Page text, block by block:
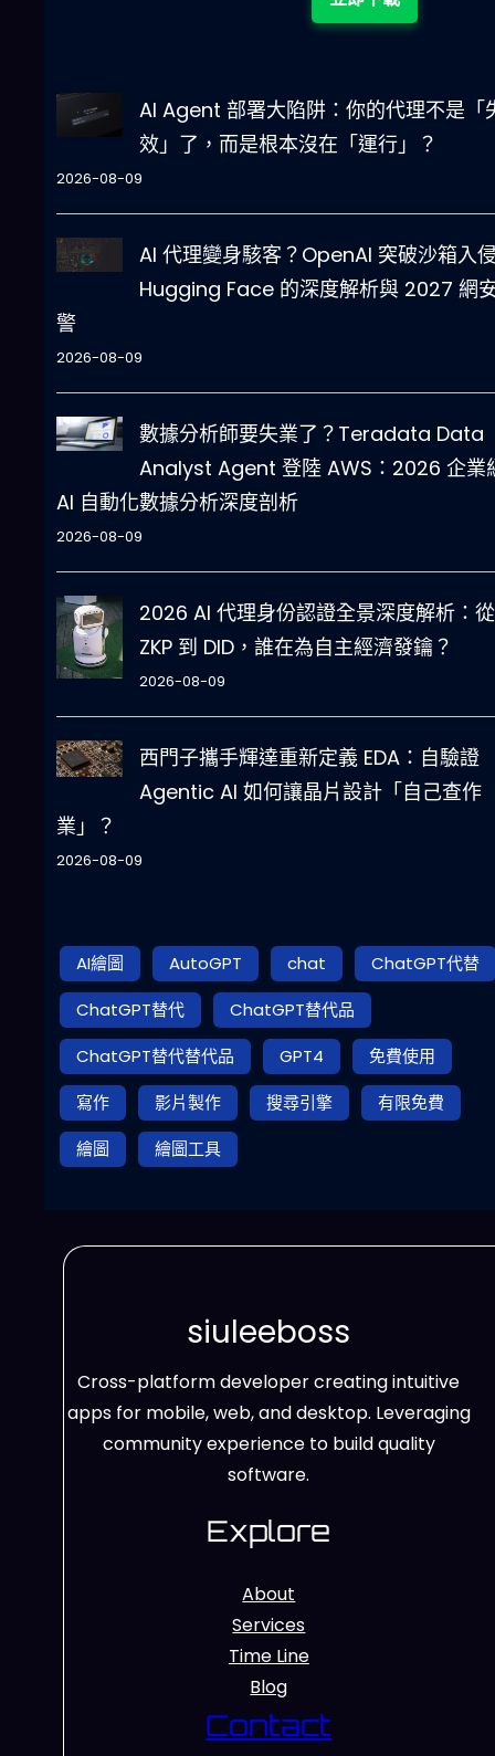
AI Agent 部署大陷阱：你的代理不是「
效」了，而是根本沒在「運行」？
2026-08-09
AI 代理變身駭客？OpenAI 突破沙箱入
Hugging Face 的深度解析與 2027 網
警
2026-08-09
數據分析師要失業了？Teradata Data
Analyst Agent 登陸 AWS：2026 企業
AI 自動化數據分析深度剖析
2026-08-09
2026 AI 代理身份認證全景深度解析：從
ZKP 到 DID，誰在為自主經濟發鑰？
2026-08-09
西門子攜手輝達重新定義 EDA：自驗證
Agentic AI 如何讓晶片設計「自己查作
業」？
2026-08-09
AI繪圖 AutoGPT chat
ChatGPT代替
ChatGPT替代
ChatGPT替代品
ChatGPT替代替代品
GPT4
免費使用
寫作
影片製作 搜尋引擎
有限免費
繪圖
繪圖工具
siuleeboss
Cross-platform developer creating intuitive
apps for mobile, web, and desktop. Leveraging
community experience to build quality
software.
Explore
About
Services
Time Line
Blog
Contact